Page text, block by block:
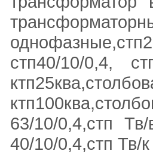
стп40/10/0,4,
63/10/0,4,стп
40/10/0,4,стп Тв/